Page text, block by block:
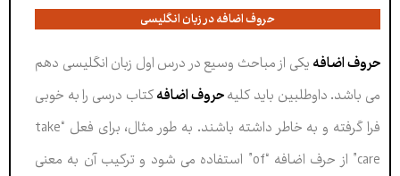
حروف اضافه در زبان انگلیسی
حروف اضافهیکی از مباحث وسیع در درس اول زبان انگلیسی دهم
می باشد. داوطلبین باید کلیهحروف اضافهکتاب درسی را به خوبی
فرا گرفته و به خاطر داشته باشند. به طور مثال، برای فعل “take
care” از حرف اضافه “of” استفاده می شود و ترکیب آن به معنی